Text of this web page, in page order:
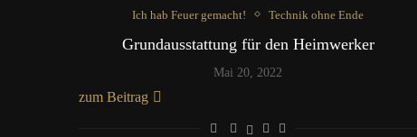
Ich hab Feuer gemacht! Technik ohne Ende
Grundausstattung für den Heimwerker
Mai 20, 2022
zum Beitrag